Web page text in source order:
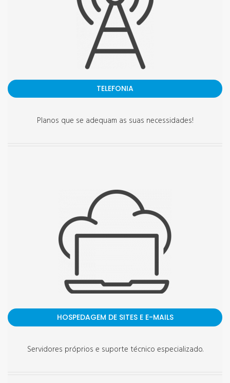
TELEFONIA
Planos que se adequam as suas necessidades!
HOSPEDAGEM DE SITES E E-MAILS
Servidores próprios e suporte técnico especializado.